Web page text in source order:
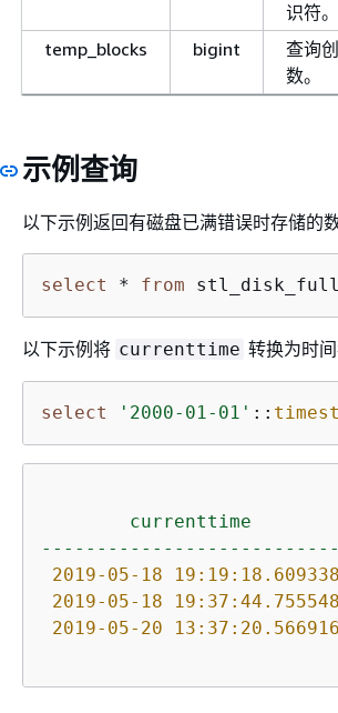
识符。
temp_blocks
bigint
查询
数。
示例查询
以下示例返回有磁盘已满错误时存储的
select * from
以下示例将 currenttime 转换为时间
select '2000-01-01' ::
currenttime
2019-05-18 19:19:18.609338
2019-05-18 19:37:44.755548
2019-05-20 13:37:20.566916